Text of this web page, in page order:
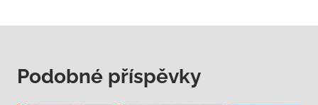
Podobné příspěvky